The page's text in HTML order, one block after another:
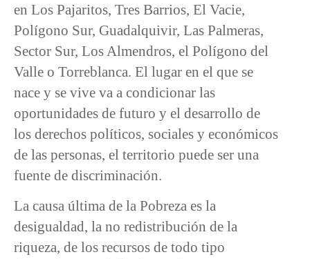
en Los Pajaritos, Tres Barrios, El Vacie,
Polígono Sur, Guadalquivir, Las Palmeras,
Sector Sur, Los Almendros, el Polígono del
Valle o Torreblanca. El lugar en el que se
nace y se vive va a condicionar las
oportunidades de futuro y el desarrollo de
los derechos políticos, sociales y económicos
de las personas, el territorio puede ser una
fuente de discriminación.
La causa última de la Pobreza es la
desigualdad, la no redistribución de la
riqueza, de los recursos de todo tipo